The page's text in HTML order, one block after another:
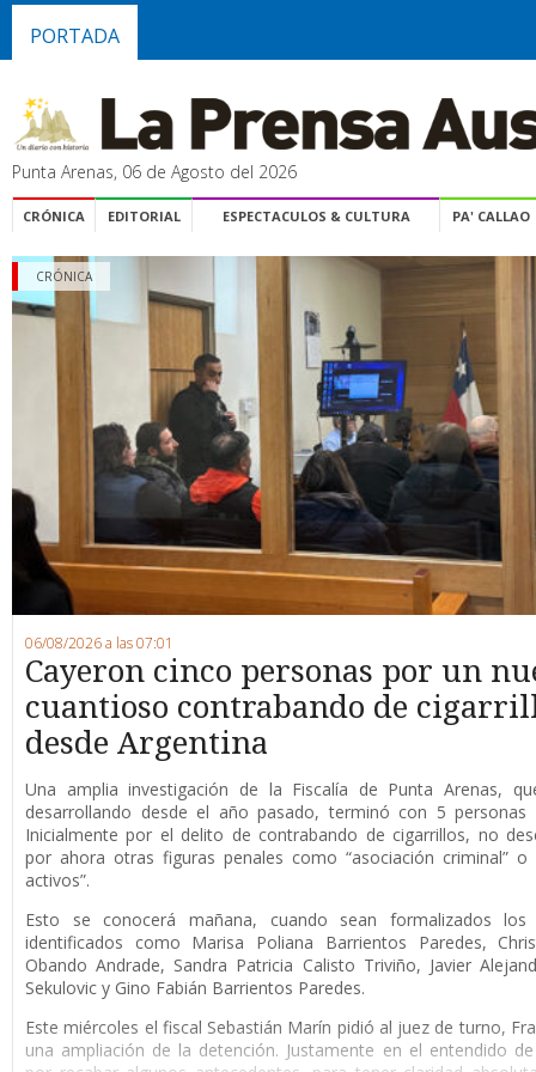
PORTADA
Punta Arenas, 06 de Agosto del 2026
CRÓNICA EDITORIAL ESPECTACULOS & CULTURA PA' CALLAO
CRÓNICA
06/08/2026 a las 07:01
Cayeron cinco personas por un
cuantioso contrabando de
desde Argentina
Una amplia investigación de la Fiscalía de Punta Arenas,
desarrollando desde el año pasado, terminó con 5 personas
Inicialmente por el delito de contrabando de cigarrillos, no
por ahora otras figuras penales como “asociación criminal” o
activos”.
Esto se conocerá mañana, cuando sean formalizados los
identificados como Marisa Poliana Barrientos Paredes,
Obando Andrade, Sandra Patricia Calisto Triviño, Javier
Sekulovic y Gino Fabián Barrientos Paredes.
Este miércoles el fiscal Sebastián Marín pidió al juez de turno,
una ampliación de la detención. Justamente en el entendido